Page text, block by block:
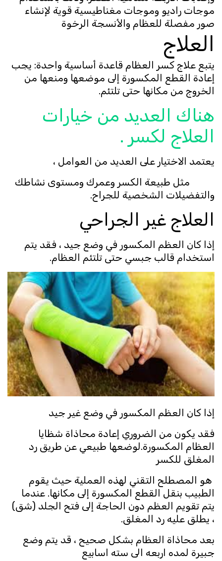
موجات راديو وموجات مغناطيسية قوية لإنشاء
صور مفصلة للعظام والأنسجة الرخوة
العلاج
يتبع علاج كسر العظام قاعدة أساسية واحدة: يجب
إعادة القطع المكسورة إلى موضعها ومنعها من
الخروج من مكانها حتى تلتئم.
هناك العديد من خيارات
العلاج لكسر .
يعتمد الاختيار على العديد من العوامل ،
مثل طبيعة الكسر وعمرك ومستوى نشاطك
والتفضيلات الشخصية للجراح.
العلاج غير الجراحي
إذا كان العظم المكسور في وضع جيد ، فقد يتم
استخدام قالب جبسي حتى تلتئم العظام.
إذا كان العظم المكسور في وضع غير جيد
فقد يكون من الضروري إعادة محاذاة شظايا
العظام المكسورة.لوضعها طبيعي عن طريق رد
المغلق للكسر
هو المصطلح التقني لهذه العملية حيث يقوم
الطبيب بنقل القطع المكسورة إلى مكانها. عندما
يتم تقويم العظم دون الحاجة إلى فتح الجلد (شق)
، يطلق عليه رد المغلق.
بعد محاذاة العظام بشكل صحيح ، قد يتم وضع
جبيرة لمده اربعه الى سته اسابيع